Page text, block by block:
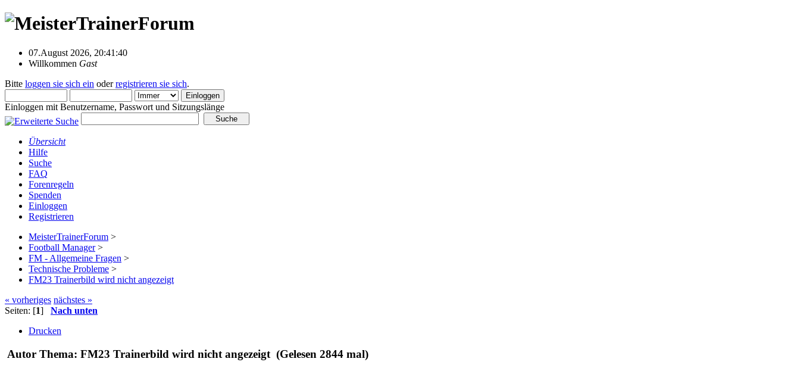
07.August 2026, 20:41:40
Willkommen Gast
Bitte loggen sie sich ein oderregistrieren sie sich.
Einloggen mit Benutzername, Passwort und Sitzungslänge
Übersicht
Hilfe
Suche
FAQ
Forenregeln
Spenden
Einloggen
Registrieren
MeisterTrainerForum >
Football Manager>
FM - Allgemeine Fragen >
Technische Probleme >
FM23 Trainerbild wird nicht angezeigt
« vorheriges nächstes »
Seiten: [1] Nach unten
Drucken
Autor Thema: FM23 Trainerbild wird nicht angezeigt (Gelesen 2844 mal)